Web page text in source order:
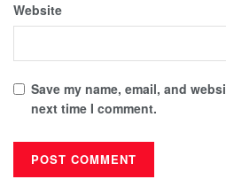
Website
Save my name, email, and
next time I comment.